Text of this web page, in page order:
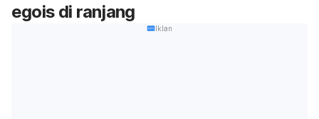
egois di ranjang
Iklan